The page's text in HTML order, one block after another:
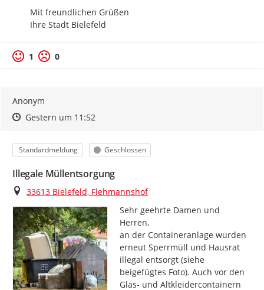
Mit freundlichen Grüßen
Ihre Stadt Bielefeld
1 0
Anonym
Zeitpunkt des Erstellens
Zeitpunkt des Erstellens
Gestern um 11:52Zur Äußerung
Kategorie
Standardmeldung Status
Geschlossen
Illegale Müllentsorgung
Ort
33613 Bielefeld, Flehmannshof
Sehr geehrte Damen und
Herren,
an der Containeranlage wurden
erneut Sperrmüll und Hausrat
illegal entsorgt (siehe
beigefügtes Foto). Auch vor den
Glas- und Altkleidercontainern